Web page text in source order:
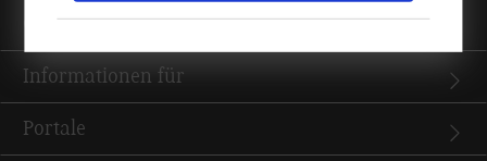
Quicklinks
Informationen für
Portale